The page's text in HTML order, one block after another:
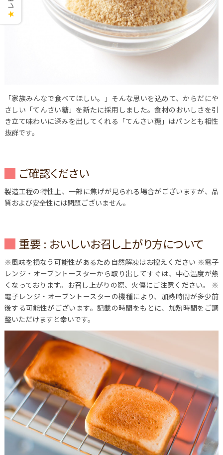
「家族みんなで食べてほしい。」そんな思いを込めて、からだにや
さしい「てんさい糖」を新たに採用しました。食材のおいしさを引
き立て味わいに深みを出してくれる「てんさい糖」はパンとも相性
抜群です。
ご確認ください
製造工程の特性上、一部に焦げが見られる場合がございますが、品
質および安全性には問題ございません。
重要 : おいしいお召し上がり方について
※風味を損なう可能性があるため自然解凍はお控えください ※電子
レンジ・オーブントースターから取り出してすぐは、中心温度が熱
くなっております。お召し上がりの際、火傷にご注意ください。
※
電子レンジ・オーブントースターの機種により、加熱時間が多少前
後する可能性がございます。記載の時間をもとに、加熱時間をご調
整いただけますと幸いです。
★